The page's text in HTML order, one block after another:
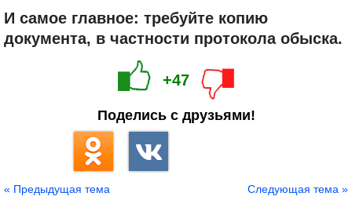
И самое главное: требуйте копию
документа, в частности протокола обыска.
+47
Поделись с друзьями!
« Предыдущая тема Следующая тема »